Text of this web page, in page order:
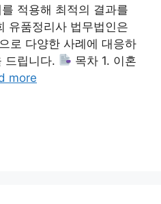
적용해 최적의 결과를
유품정리사 법무법인은
로 다양한 사례에 대응하
드립니다.
목차 1. 이혼
more